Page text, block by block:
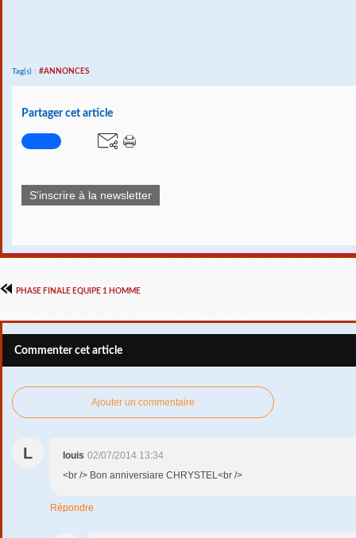
Tag(s) : #ANNONCES
Partager cet article
S'inscrire à la newsletter
PHASE FINALE EQUIPE 1 HOMME
Commenter cet article
Ajouter un commentaire
L louis 02/07/2014 13:34
<br /> Bon anniversiare CHRYSTEL<br />
Répondre